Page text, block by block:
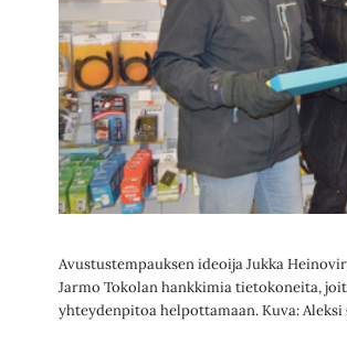
Avustustempauksen ideoija Jukka
Jarmo Tokolan hankkimia tietokoneita,
yhteydenpitoa helpottamaan. Kuva: